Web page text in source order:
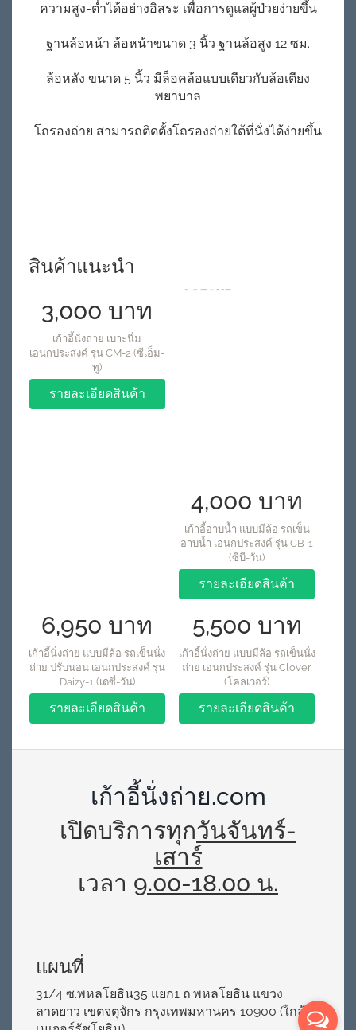
ความสูง-ต่ำได้อย่างอิสระ เพื่อการดูแลผู้ป่วยง่ายขึ้น
ฐานล้อหน้า ล้อหน้าขนาด 3 นิ้ว ฐานล้อสูง 12 ซม.
ล้อหลัง ขนาด 5 นิ้ว มีล็อคล้อแบบเดียวกับล้อเตียง
พยาบาล
โถรองถ่าย สามารถติดตั้งโถรองถ่ายใต้ที่นั่งได้ง่ายขึ้น
สินค้าแนะนำ
3,000 บาท
เก้าอี้นั่งถ่าย เบาะนิ่ม
เอนกประสงค์ รุ่น CM-2 (ซีเอ็ม-
ทู)
รายละเอียดสินค้า
4,000 บาท
เก้าอี้อาบน้ำ แบบมีล้อ รถเข็น
อาบน้ำ เอนกประสงค์ รุ่น CB-1
(ซีบี-วัน)
รายละเอียดสินค้า
6,950 บาท
เก้าอี้นั่งถ่าย แบบมีล้อ รถเข็นนั่ง
ถ่าย ปรับนอน เอนกประสงค์ รุ่น
Daizy-1 (เดซี่-วัน)
รายละเอียดสินค้า
5,500 บาท
เก้าอี้นั่งถ่าย แบบมีล้อ รถเข็นนั่ง
ถ่าย เอนกประสงค์ รุ่น Clover
(โคลเวอร์)
รายละเอียดสินค้า
เก้าอี้นั่งถ่าย.com
เปิดบริการทุกวันจันทร์-
เสาร์
เวลา 9.00-18.00 น.
แผนที่
31/4 ซ.พหลโยธิน35 แยก1 ถ.พหลโยธิน แขวง
ลาดยาว เขตจตุจักร กรุงเทพมหานคร 10900 (ใกล้